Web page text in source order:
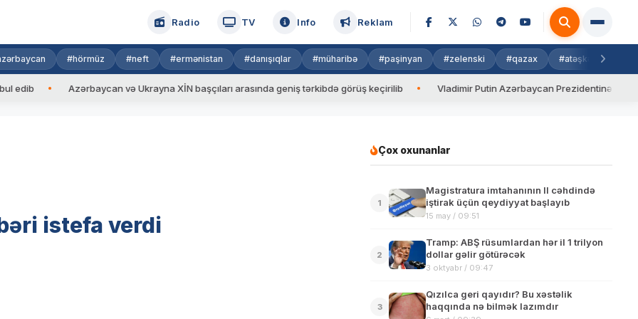
Radio TV Info Reklam
#hörmüz #neft #ermənistan #danışıqlar #müharibə #paşinyan #zelenski #qazax #atəşkəs
Azərbaycan və Ukrayna XİN başçıları arasında geniş tərkibdə görüş keçirilib Vladimir Putin Azərbaycan Prezidentinə zəng edib
istefa verdi
Çox oxunanlar
1
Magistratura imtahanının II cəhdində
iştirak üçün qeydiyyat başlayıb
15 may / 09:51
2
Tramp: ABŞ rüsumlardan hər il 1 trilyon
dollar gəlir götürəcək
3 oktyabr / 09:47
3
Qızılca geri qayıdır? Bu xəstəlik
haqqında nə bilmək lazımdır